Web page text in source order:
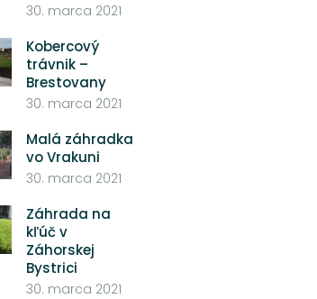
30. marca 2021
Kobercový
trávnik –
Brestovany
30. marca 2021
Malá záhradka
vo Vrakuni
30. marca 2021
Záhrada na
kľúč v
Záhorskej
Bystrici
30. marca 2021